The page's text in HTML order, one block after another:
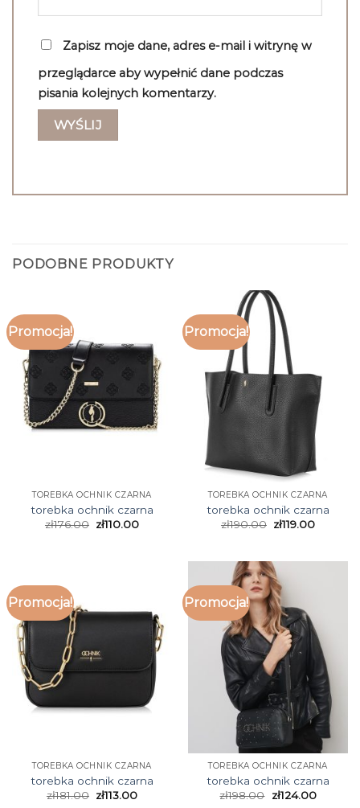
Zapisz moje dane, adres e-mail i witrynę w
przeglądarce aby wypełnić dane podczas
pisania kolejnych komentarzy.
PODOBNE PRODUKTY
Promocja!
TOREBKA OCHNIK CZARNA
torebka ochnik czarna
zł176.00 zł110.00
Promocja!
TOREBKA OCHNIK CZARNA
torebka ochnik czarna
zł190.00 zł119.00
Promocja!
TOREBKA OCHNIK CZARNA
torebka ochnik czarna
zł181.00 zł113.00
Promocja!
TOREBKA OCHNIK CZARNA
torebka ochnik czarna
zł198.00 zł124.00